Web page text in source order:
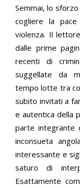
Semmai, lo sforzo
cogliere la
violenza. Il
dalle prime
recenti di
suggellate da
tempo lotte tra
subito invitati a
e autentica della
parte integrante
inconsueta
interessante e
saturo di
Esattamente